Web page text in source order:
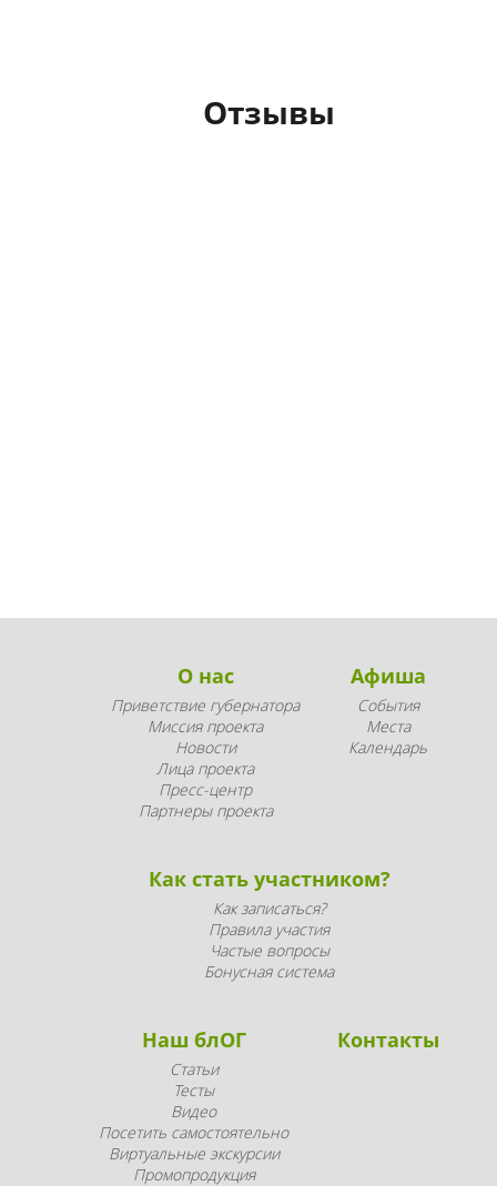
Отзывы
О нас
Приветствие губернатора
Миссия проекта
Новости
Лица проекта
Пресс-центр
Партнеры проекта
Афиша
События
Места
Календарь
Как стать участником?
Как записаться?
Правила участия
Частые вопросы
Бонусная система
Наш блОГ
Статьи
Тесты
Видео
Посетить самостоятельно
Виртуальные экскурсии
Промопродукция
Контакты